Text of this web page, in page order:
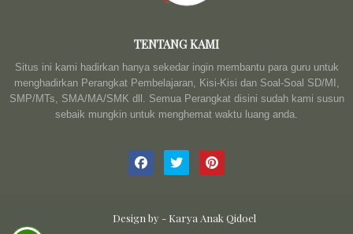
TENTANG KAMI
Situs ini kami hadirkan hanya sekedar ingin membantu para guru untuk
menghadirkan Perangkat Pembelajaran, Kisi-Kisi dan Soal-Soal SD/MI,
SMP/MTs, SMA/MA/SMK dll. Semua Perangkat disini sudah kami susun
sebaik mungkin untuk menghemat waktu luang anda.
Design by - Karya Anak Qidoel